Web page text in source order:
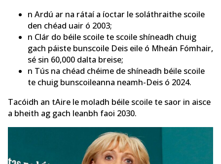
n Ardú ar na rátaí a íoctar le soláthraithe scoile
den chéad uair ó 2003;
n Clár do béile scoile te scoile shíneadh chuig
gach páiste bunscoile Deis eile ó Mheán Fómhair,
sé sin 60,000 dalta breise;
n Tús na chéad chéime de shíneadh béile scoile
te chuig bunscoileanna neamh-Deis ó 2024.
Tacóidh an tAire le moladh béile scoile te saor in aisce
a bheith ag gach leanbh faoi 2030.